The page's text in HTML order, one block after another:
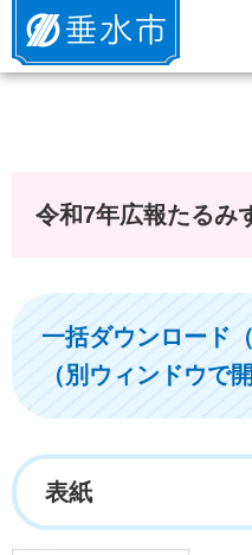
垂水市
令和7年広報たるみ
一括ダウンロード
（別ウィンドウで
表紙